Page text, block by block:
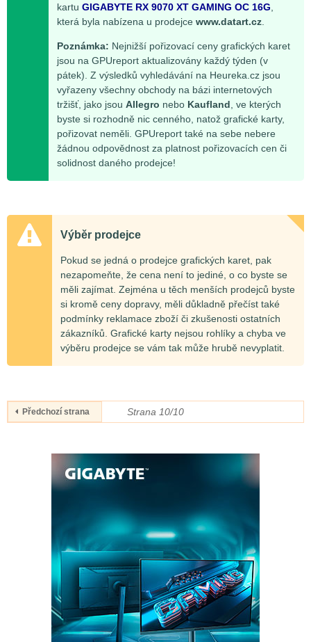
kartu GIGABYTE RX 9070 XT GAMING OC 16G
která byla nabízena u prodejce www.datart.cz
Poznámka: Nejnižší pořizovací ceny grafických karet
jsou na GPUreport aktualizovány každý týden (v
pátek). Z výsledků vyhledávání na Heureka.cz jsou
vyřazeny všechny obchody na bázi internetových
tržišť, jako jsou Allegro nebo Kaufland , ve kterých
byste si rozhodně nic cenného, natož grafické karty,
pořizovat neměli. GPUreport také na sebe nebere
žádnou odpovědnost za platnost pořizovacích cen či
solidnost daného prodejce!
Výběr prodejce
Pokud se jedná o prodejce grafických karet, pak
nezapomeňte, že cena není to jediné, o co byste se
měli zajímat. Zejména u těch menších prodejců byste
si kromě ceny dopravy, měli důkladně přečíst také
podmínky reklamace zboží či zkušenosti ostatních
zákazníků. Grafické karty nejsou rohlíky a chyba ve
výběru prodejce se vám tak může hrubě nevyplatit.
Předchozí strana Strana 10/10